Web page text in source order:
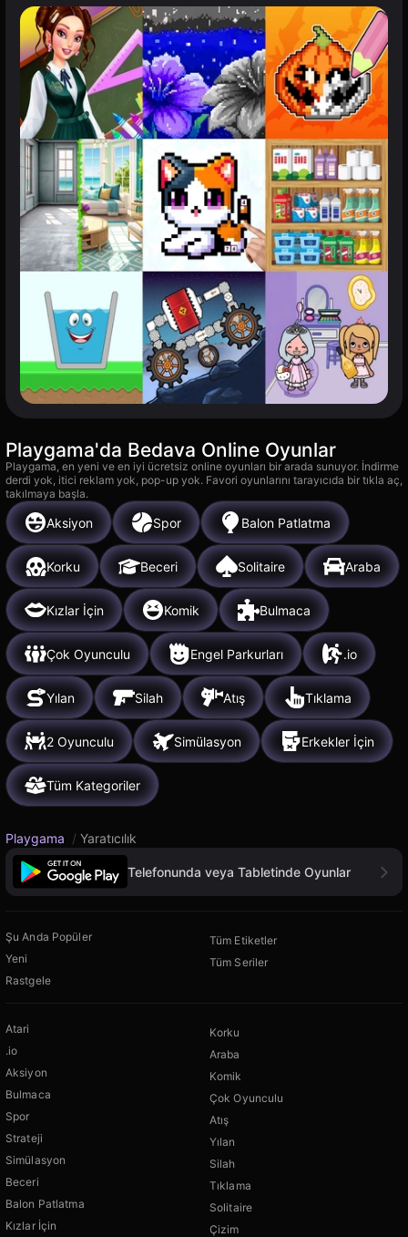
Playgama'da Bedava Online Oyunlar
Playgama, en yeni ve en iyi ücretsiz online oyunları bir arada sunuyor. İndirme
derdi yok, itici reklam yok, pop-up yok. Favori oyunlarını tarayıcıda bir tıkla aç,
takılmaya başla.
Aksiyon Spor Balon Patlatma
Korku Beceri Solitaire Araba
Kızlar İçin Komik Bulmaca
Çok Oyunculu Engel Parkurları .io
Yılan Silah Atış Tıklama
2 Oyunculu Simülasyon Erkekler İçin
Tüm Kategoriler
Playgama / Yaratıcılık
Telefonunda veya Tabletinde Oyunlar
Şu Anda Popüler
Yeni
Rastgele
Tüm Etiketler
Tüm Seriler
Atari
.io
Aksiyon
Bulmaca
Spor
Strateji
Simülasyon
Beceri
Balon Patlatma
Kızlar İçin
Korku
Araba
Komik
Çok Oyunculu
Atış
Yılan
Silah
Tıklama
Solitaire
Çizim